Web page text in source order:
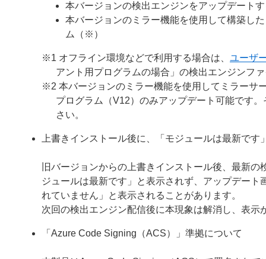
本バージョンの検出エンジンをアップデート
本バージョンのミラー機能を使用して構築し
ム（※）
※1 オフライン環境などで利用する場合は、 ユーザ
アント用プログラムの場合」の検出エンジンフ
※2 本バージョンのミラー機能を使用してミラーサ
プログラム（V12）のみアップデート可能です
さい。
上書きインストール後に、「モジュールは最新です
旧バージョンからの上書きインストール後、最新
ジュールは最新です」と表示されず、アップデー
れていません」と表示されることがあります。
次回の検出エンジン配信後に本現象は解消し、表示
「Azure Code Signing（ACS）」準拠について